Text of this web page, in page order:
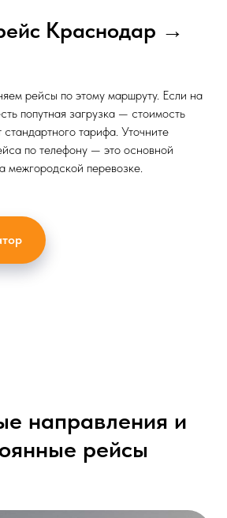
Краснодар →
рейсы по этому маршруту. Если на
попутная загрузка — стоимость
тарифа. Уточните
по телефону — это основной
межгородской перевозке.
направления и
рейсы